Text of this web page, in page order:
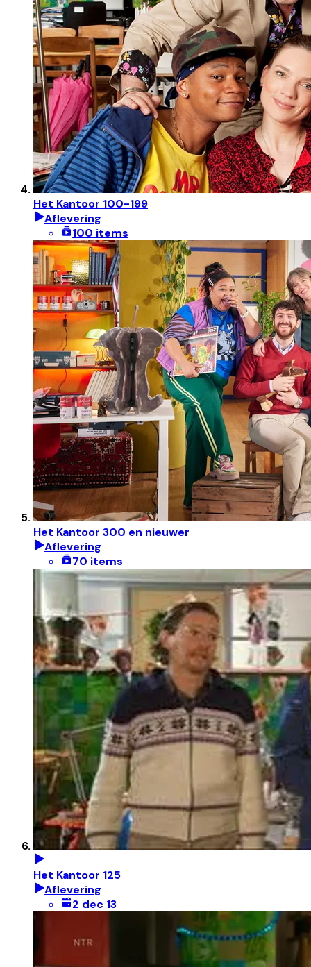
Het Kantoor 100-199
Aflevering
100 items
Het Kantoor 300 en nieuwer
Aflevering
70 items
Het Kantoor 125
Aflevering
2 dec 13